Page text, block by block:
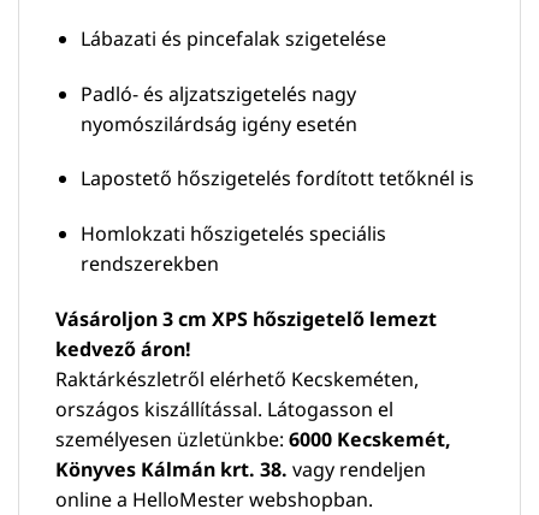
Lábazati és pincefalak szigetelése
Padló- és aljzatszigetelés nagy
nyomószilárdság igény esetén
Lapostető hőszigetelés fordított tetőknél is
Homlokzati hőszigetelés speciális
rendszerekben
Vásároljon 3 cm XPS hőszigetelő lemezt
kedvező áron!
Raktárkészletről elérhető Kecskeméten,
országos kiszállítással. Látogasson el
személyesen üzletünkbe: 6000 Kecskemét,
Könyves Kálmán krt. 38. vagy rendeljen
online a HelloMester webshopban.